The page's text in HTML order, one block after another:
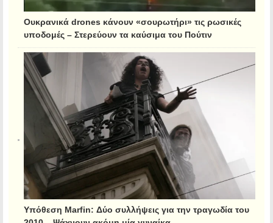
Ουκρανικά drones κάνουν «σουρωτήρι» τις ρωσικές
υποδομές – Στερεύουν τα καύσιμα του Πούτιν
Υπόθεση Marfin: Δύο συλλήψεις για την τραγωδία του